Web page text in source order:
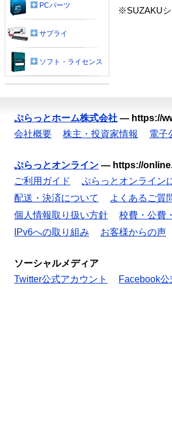
※SUZAKUシ
PCパーツ
サプライ
ソフト・ライセンス
ぷらっとホーム株式会社 — https://
会社概要
株主・投資家情報 電子
ぷらっとオンライン — https://
ご利用ガイド
ぷらっとオンライン
配送・決済について
よくあるご質
個人情報取り扱い方針
校費・公費
IPv6への取り組み
お客様からの声
ソーシャルメディア
Twitter公式アカウント
Facebook公